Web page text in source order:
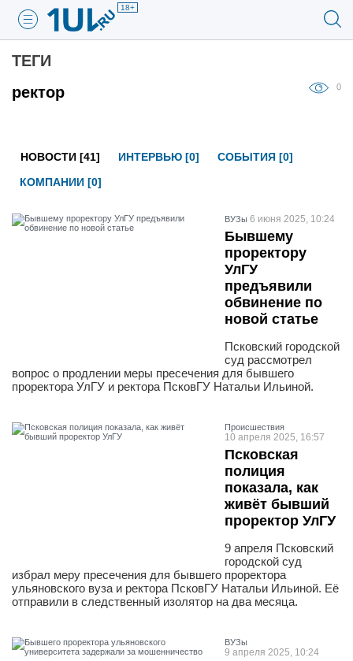
18+
ТЕГИ
ректор
0
НОВОСТИ [41] ИНТЕРВЬЮ [0]
СОБЫТИЯ [0]
КОМПАНИИ [0]
ВУЗы 6 июня 2025, 10:24
Бывшему
проректору
УлГУ
предъявили
обвинение по
новой статье
Псковский городской
суд рассмотрел
вопрос о продлении меры пресечения для бывшего
проректора УлГУ и ректора ПсковГУ Натальи Ильиной.
Проиcшествия
10 апреля 2025, 16:57
Псковская
полиция
показала, как
живёт бывший
проректор УлГУ
9 апреля Псковский
городской суд
избрал меру пресечения для бывшего проректора
ульяновского вуза и ректора ПсковГУ Натальи Ильиной. Её
отправили в следственный изолятор на два месяца.
ВУЗы
9 апреля 2025, 10:24